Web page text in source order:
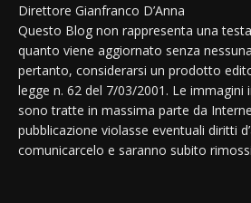
Direttore Gianfranco D’Anna
Questo Blog non rappresenta una
quanto viene aggiornato senza
pertanto, considerarsi un prodotto
legge n. 62 del 7/03/2001. Le immagini
sono tratte in massima parte da
pubblicazione violasse eventuali diritti
comunicarcelo e saranno subito